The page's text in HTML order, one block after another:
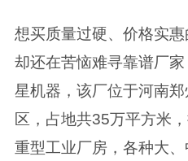
想买质量过硬、价格实惠
却还在苦恼难寻靠谱厂
星机器，该厂位于河南
区，占地共35万平方米
重型工业厂房，各种大